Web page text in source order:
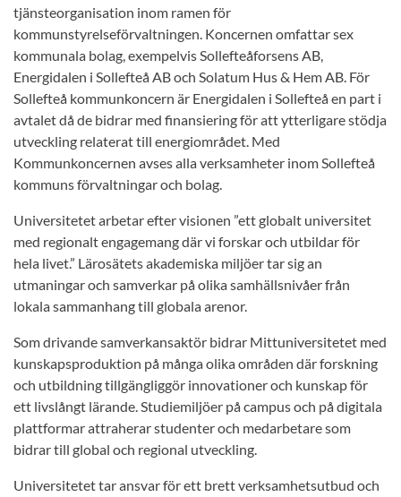
tjänsteorganisation inom ramen för
kommunstyrelseförvaltningen. Koncernen omfattar sex
kommunala bolag, exempelvis Sollefteåforsens AB,
Energidalen i Sollefteå AB och Solatum Hus & Hem AB. För
Sollefteå kommunkoncern är Energidalen i Sollefteå en part i
avtalet då de bidrar med finansiering för att ytterligare stödja
utveckling relaterat till energiområdet. Med
Kommunkoncernen avses alla verksamheter inom Sollefteå
kommuns förvaltningar och bolag.
Universitetet arbetar efter visionen ”ett globalt universitet
med regionalt engagemang där vi forskar och utbildar för
hela livet.” Lärosätets akademiska miljöer tar sig an
utmaningar och samverkar på olika samhällsnivåer från
lokala sammanhang till globala arenor.
Som drivande samverkansaktör bidrar Mittuniversitetet med
kunskapsproduktion på många olika områden där forskning
och utbildning tillgängliggör innovationer och kunskap för
ett livslångt lärande. Studiemiljöer på campus och på digitala
plattformar attraherar studenter och medarbetare som
bidrar till global och regional utveckling.
Universitetet tar ansvar för ett brett verksamhetsutbud och